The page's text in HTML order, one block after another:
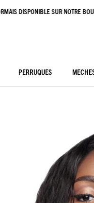
DISPONIBLE SUR NOTRE
PERRUQUES